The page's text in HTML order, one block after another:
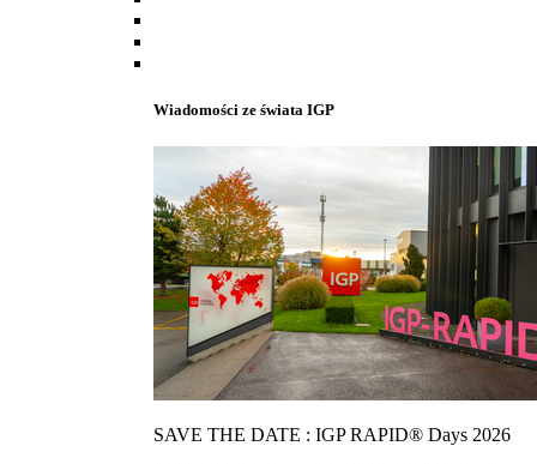
Wiadomości ze świata IGP
SAVE THE DATE : IGP RAPID® Days 2026